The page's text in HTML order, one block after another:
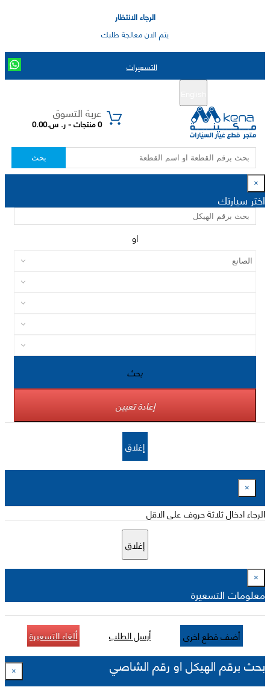
الرجاء الانتظار
يتم الان معالجة طلبك
التسعيرات
عربة التسوق
0 منتجات - ر. س.0.00
بحث
×
اختر سيارتك
او
بحث
إعادة تعيين
إغلاق
×
الرجاء ادخال ثلاثة حروف على الاقل
إغلاق
×
معلومات التسعيرة
أضف قطع اخرى أرسل الطلب ألغاء التسعيرة
بحث برقم الهيكل او رقم الشاصي ×